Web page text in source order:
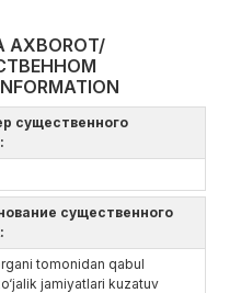
AXBOROT/
существенного
существенного
tomonidan qabul
jamiyatlari kuzatuv